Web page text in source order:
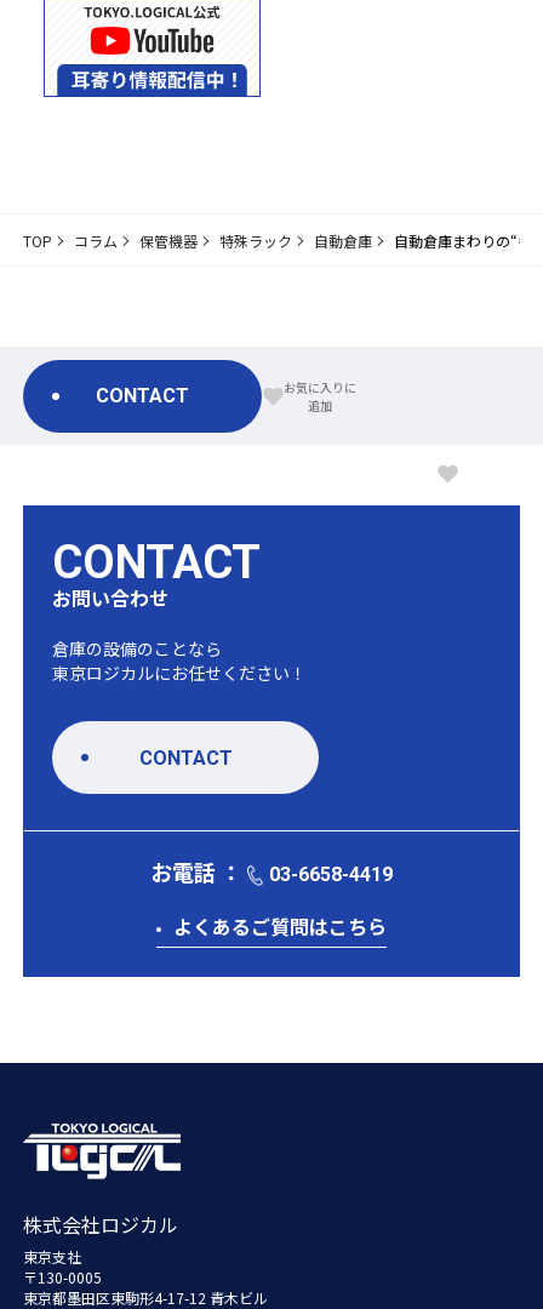
TOP コラム 保管機器 特殊ラック 自動倉庫 自動倉庫まわりの“も
CONTACT
CONTACT
お問い合わせ
倉庫の設備のことなら
東京ロジカルにお任せください！
CONTACT
お電話 ： 03-6658-4419
よくあるご質問はこちら
株式会社ロジカル
東京支社
〒130-0005
東京都墨田区東駒形4-17-12 青木ビル